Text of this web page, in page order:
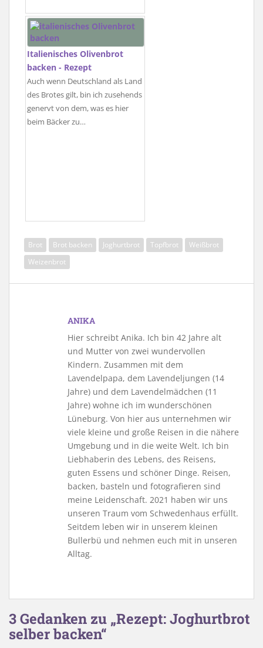
Italienisches Olivenbrot
backen - Rezept
Auch wenn Deutschland als Land
des Brotes gilt, bin ich zusehends
genervt von dem, was es hier
beim Bäcker zu…
Brot Brot backen Joghurtbrot Topfbrot
Weißbrot
Weizenbrot
ANIKA
Hier schreibt Anika. Ich bin 42 Jahre alt
und Mutter von zwei wundervollen
Kindern. Zusammen mit dem
Lavendelpapa, dem Lavendeljungen (14
Jahre) und dem Lavendelmädchen (11
Jahre) wohne ich im wunderschönen
Lüneburg. Von hier aus unternehmen wir
viele kleine und große Reisen in die nähere
Umgebung und in die weite Welt. Ich bin
Liebhaberin des Lebens, des Reisens,
guten Essens und schöner Dinge. Reisen,
backen, basteln und fotografieren sind
meine Leidenschaft. 2021 haben wir uns
unseren Traum vom Schwedenhaus erfüllt.
Seitdem leben wir in unserem kleinen
Bullerbü und nehmen euch mit in unseren
Alltag.
3 Gedanken zu „Rezept: Joghurtbrot
selber backen“